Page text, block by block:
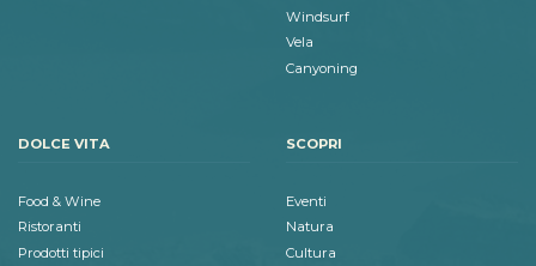
Windsurf
Vela
Canyoning
DOLCE VITA
Food & Wine
Ristoranti
Prodotti tipici
SCOPRI
Eventi
Natura
Cultura